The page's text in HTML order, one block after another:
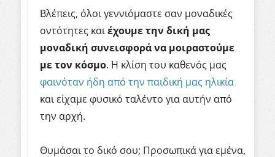
Βλέπεις, όλοι γεννιόμαστε σαν μοναδικές
οντότητες καιέχουμε την δική μας
μοναδική συνεισφορά να μοιραστούμε
με τον κόσμο. Η κλίση του καθενός μας
φαινόταν ήδη από την παιδική μας ηλικία
και είχαμε φυσικό ταλέντο για αυτήν από
την αρχή.
Θυμάσαι το δικό σου; Προσωπικά για εμένα,